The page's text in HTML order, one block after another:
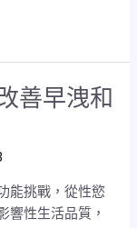
善早洩和
能挑戰，從性慾
響性生活品質，